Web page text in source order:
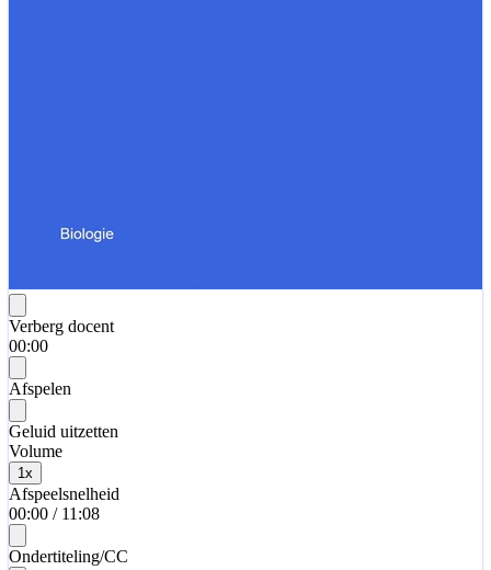
Verberg docent
00:00
Afspelen
Geluid uitzetten
Volume
1x
Afspeelsnelheid
00:00 / 11:08
Ondertiteling/CC